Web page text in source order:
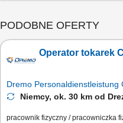
PODOBNE OFERTY
Operator tokarek
Dremo Personaldienstleistung
Niemcy, ok. 30 km od
pracownik fizyczny / pracowniczka